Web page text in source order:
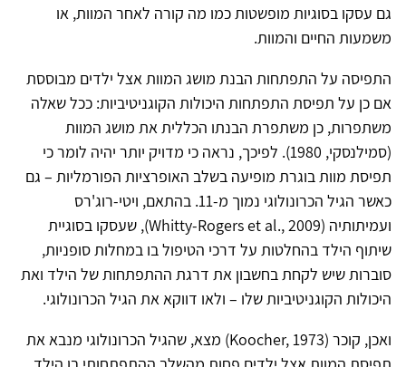
גם עסקו בסוגיות מופשטות כמו מה קורה לאחר המוות, או
משמעות החיים והמוות.
התפיסה על התפתחות הבנת מושג המוות אצל ילדים מבוססת
אם כן על תפיסת התפתחות היכולות הקוגניטיביות: ככל שאלה
משתפרות, כן משתפרת הבנתו הכללית את מושג המוות
(סמילנסקי, 1980). לפיכך, נראה כי מדויק יותר יהיה לומר כי
תפיסת מוות בוגרת מופיעה בשלב האופרציות הפורמליות – גם
כאשר הגיל הכרונולוגי נמוך מ-11. בהתאם, ויטי-רוג'רס
ועמיתותיה (Whitty-Rogers et al., 2009), שעסקו בסוגיית
שיתוף הילד בהחלטות על דרכי הטיפול בו במחלות סופניות,
סוברות שיש לקחת בחשבון את דרגת ההתפתחות של הילד ואת
היכולות הקוגניטיביות שלו – ולאו דווקא את הגיל הכרונולוגי.
ואכן, קוכר (Koocher, 1973) מצא, שהגיל הכרונולוגי מנבא את